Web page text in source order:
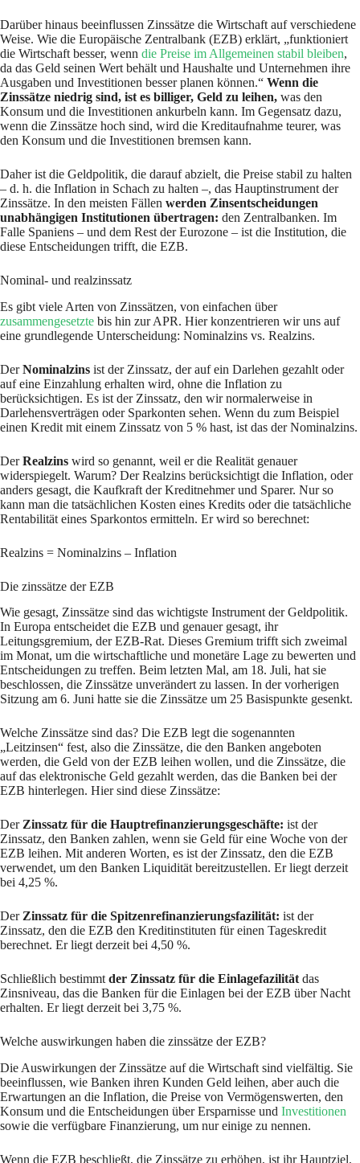
Darüber hinaus beeinflussen Zinssätze die Wirtschaft auf verschiedene
Weise. Wie die Europäische Zentralbank (EZB) erklärt, „funktioniert
die Wirtschaft besser, wenn die Preise im Allgemeinen stabil bleiben,
da das Geld seinen Wert behält und Haushalte und Unternehmen ihre
Ausgaben und Investitionen besser planen können.“ Wenn die
Zinssätze niedrig sind, ist es billiger, Geld zu leihen, was den
Konsum und die Investitionen ankurbeln kann. Im Gegensatz dazu,
wenn die Zinssätze hoch sind, wird die Kreditaufnahme teurer, was
den Konsum und die Investitionen bremsen kann.
Daher ist die Geldpolitik, die darauf abzielt, die Preise stabil zu halten
– d. h. die Inflation in Schach zu halten –, das Hauptinstrument der
Zinssätze. In den meisten Fällen werden Zinsentscheidungen
unabhängigen Institutionen übertragen: den Zentralbanken. Im
Falle Spaniens – und dem Rest der Eurozone – ist die Institution, die
diese Entscheidungen trifft, die EZB.
Nominal- und realzinssatz
Es gibt viele Arten von Zinssätzen, von einfachen über
zusammengesetzte bis hin zur APR. Hier konzentrieren wir uns auf
eine grundlegende Unterscheidung: Nominalzins vs. Realzins.
DerNominalzins ist der Zinssatz, der auf ein Darlehen gezahlt oder
auf eine Einzahlung erhalten wird, ohne die Inflation zu
berücksichtigen. Es ist der Zinssatz, den wir normalerweise in
Darlehensverträgen oder Sparkonten sehen. Wenn du zum Beispiel
einen Kredit mit einem Zinssatz von 5 % hast, ist das der Nominalzins.
DerRealzins wird so genannt, weil er die Realität genauer
widerspiegelt. Warum? Der Realzins berücksichtigt die Inflation, oder
anders gesagt, die Kaufkraft der Kreditnehmer und Sparer. Nur so
kann man die tatsächlichen Kosten eines Kredits oder die tatsächliche
Rentabilität eines Sparkontos ermitteln. Er wird so berechnet:
Realzins = Nominalzins – Inflation
Die zinssätze der EZB
Wie gesagt, Zinssätze sind das wichtigste Instrument der Geldpolitik.
In Europa entscheidet die EZB und genauer gesagt, ihr
Leitungsgremium, der EZB-Rat. Dieses Gremium trifft sich zweimal
im Monat, um die wirtschaftliche und monetäre Lage zu bewerten und
Entscheidungen zu treffen. Beim letzten Mal, am 18. Juli, hat sie
beschlossen, die Zinssätze unverändert zu lassen. In der vorherigen
Sitzung am 6. Juni hatte sie die Zinssätze um 25 Basispunkte gesenkt.
Welche Zinssätze sind das? Die EZB legt die sogenannten
„Leitzinsen“ fest, also die Zinssätze, die den Banken angeboten
werden, die Geld von der EZB leihen wollen, und die Zinssätze, die
auf das elektronische Geld gezahlt werden, das die Banken bei der
EZB hinterlegen. Hier sind diese Zinssätze:
Der Zinssatz für die Hauptrefinanzierungsgeschäfte: ist der
Zinssatz, den Banken zahlen, wenn sie Geld für eine Woche von der
EZB leihen. Mit anderen Worten, es ist der Zinssatz, den die EZB
verwendet, um den Banken Liquidität bereitzustellen. Er liegt derzeit
bei 4,25 %.
Der Zinssatz für die Spitzenrefinanzierungsfazilität: ist der
Zinssatz, den die EZB den Kreditinstituten für einen Tageskredit
berechnet. Er liegt derzeit bei 4,50 %.
Schließlich bestimmt der Zinssatz für die Einlagefazilität das
Zinsniveau, das die Banken für die Einlagen bei der EZB über Nacht
erhalten. Er liegt derzeit bei 3,75 %.
Welche auswirkungen haben die zinssätze der EZB?
Die Auswirkungen der Zinssätze auf die Wirtschaft sind vielfältig. Sie
beeinflussen, wie Banken ihren Kunden Geld leihen, aber auch die
Erwartungen an die Inflation, die Preise von Vermögenswerten, den
Konsum und die Entscheidungen über Ersparnisse und Investitionen
sowie die verfügbare Finanzierung, um nur einige zu nennen.
Wenn die EZB beschließt, die Zinssätze zu erhöhen, ist ihr Hauptziel,